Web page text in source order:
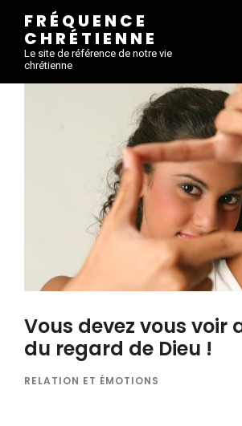
FRÉQUENCE
CHRÉTIENNE
Le site de référence de notre vie
chrétienne
Vous devez vous voir
du regard de Dieu !
RELATION ET ÉMOTIONS